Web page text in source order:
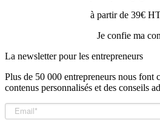
à partir de 39€
Je confie ma
La newsletter pour les entrepreneurs
Plus de 50 000 entrepreneurs nous font
contenus personnalisés et des conseils